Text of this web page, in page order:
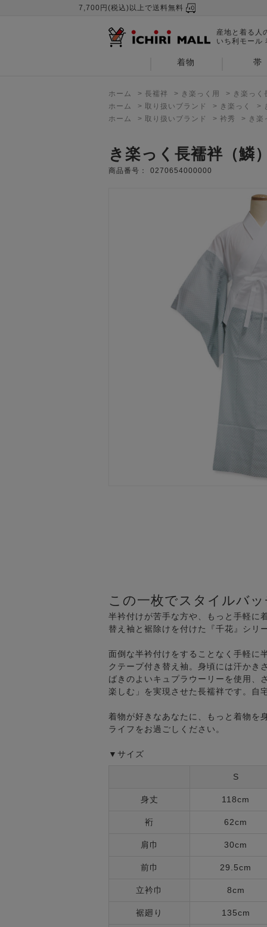
7,700円(税込)以上で送料無料
産地と着る人
いち利モール
着物 帯
ホーム > 長襦袢 > き楽っく用 > き楽っく
ホーム
> 取り扱いブランド > き楽っく >
ホーム
> 取り扱いブランド > 衿秀 > き楽
き楽っく長襦袢（鱗
商品番号： 0270654000000
この一枚でスタイルバ
半衿付けが苦手な方や、もっと手軽に
替え袖と裾除けを付けた『千花』シリ
面倒な半衿付けをすることなく手軽に
クテープ付き替え袖。身頃には汗かき
ばきのよいキュプラウーリーを使用、
楽しむ」を実現させた長襦袢です。自
着物が好きなあなたに、もっと着物を
ライフをお過ごしください。
▼サイズ
S
身丈 118cm
裄 62cm
肩巾 30cm
前巾 29.5cm
立衿巾 8cm
裾廻り 135cm